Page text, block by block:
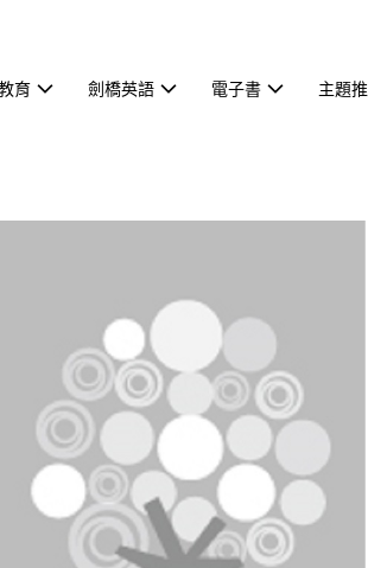
育 劍橋英語 電子書 主題